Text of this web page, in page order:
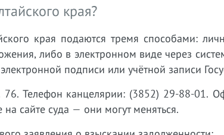
края?
края подаются тремя способами:
либо в электронном виде через
подписи или учётной записи
Телефон канцелярии: (3852) 29-88-01.
сайте суда — они могут меняться.